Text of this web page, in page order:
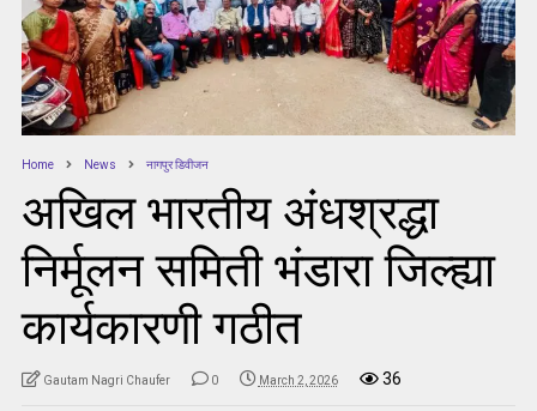
Home News नागपुर डिवीजन
अखिल भारतीय अंधश्रद्धा
निर्मूलन समिती भंडारा जिल्ह्या
कार्यकारणी गठीत
Gautam Nagri Chaufer 0 March 2, 2026 36